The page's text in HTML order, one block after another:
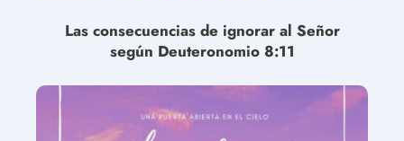
Las consecuencias de ignorar al Señor
según Deuteronomio 8:11